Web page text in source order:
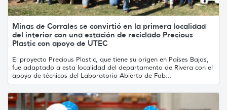
Minas de Corrales se convirtió en la primera localidad
del interior con una estación de reciclado Precious
Plastic con apoyo de UTEC
El proyecto Precious Plastic, que tiene su origen en Países Bajos,
fue adaptado a esta localidad del departamento de Rivera con el
apoyo de técnicos del Laboratorio Abierto de Fab...